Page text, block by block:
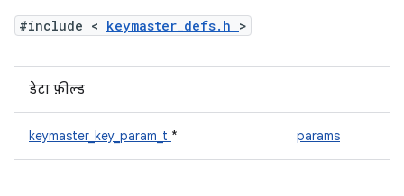
#include < keymaster_defs.h >
डेटा फ़ील्ड
keymaster_key_param_t * params